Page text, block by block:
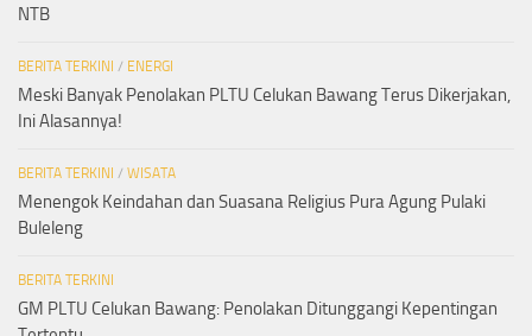
NTB
BERITA TERKINI / ENERGI
Meski Banyak Penolakan PLTU Celukan Bawang Terus Dikerjakan,
Ini Alasannya!
BERITA TERKINI / WISATA
Menengok Keindahan dan Suasana Religius Pura Agung Pulaki
Buleleng
BERITA TERKINI
GM PLTU Celukan Bawang: Penolakan Ditunggangi Kepentingan